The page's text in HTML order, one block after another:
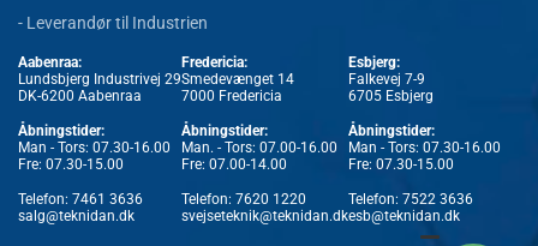
- Leverandør til Industrien
Aabenraa:
Lundsbjerg Industrivej 29
DK-6200 Aabenraa
Åbningstider:
Man - Tors: 07.30-16.00
Fre: 07.30-15.00
Telefon: 7461 3636
salg@teknidan.dk
Fredericia:
Smedevænget 14
7000 Fredericia
Åbningstider:
Man. - Tors: 07.00-16.00
Fre: 07.00-14.00
Telefon: 7620 1220
svejseteknik@teknidan.dk
Esbjerg:
Falkevej 7-9
6705 Esbjerg
Åbningstider:
Man - Tors: 07.30-16.00
Fre: 07.30-15.00
Telefon: 7522 3636
esb@teknidan.dk